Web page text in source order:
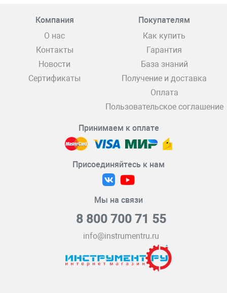
Компания
О нас
Контакты
Новости
Сертификаты
Покупателям
Как купить
Гарантия
База знаний
Получение и доставка
Оплата
Пользовательское соглашение
Принимаем к оплате
Присоединяйтесь к нам
Мы на связи
8 800 700 71 55
info@instrumentru.ru